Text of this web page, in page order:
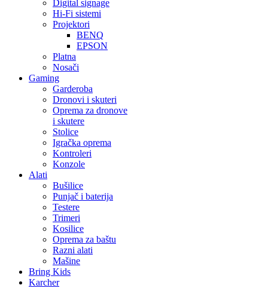
Digital signage
Hi-Fi sistemi
Projektori
BENQ
EPSON
Platna
Nosači
Gaming
Garderoba
Dronovi i skuteri
Oprema za dronove
i skutere
Stolice
Igračka oprema
Kontroleri
Konzole
Alati
Bušilice
Punjač i baterija
Testere
Trimeri
Kosilice
Oprema za baštu
Razni alati
Mašine
Bring Kids
Karcher